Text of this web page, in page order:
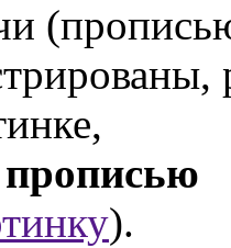
прописью
).